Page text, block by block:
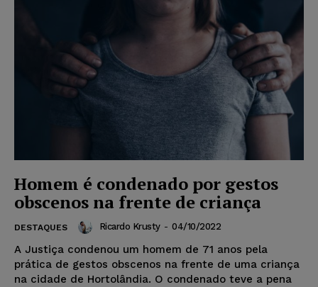
Homem é condenado por gestos
obscenos na frente de criança
DESTAQUES Ricardo Krusty - 04/10/2022
A Justiça condenou um homem de 71 anos pela
prática de gestos obscenos na frente de uma criança
na cidade de Hortolândia. O condenado teve a pena